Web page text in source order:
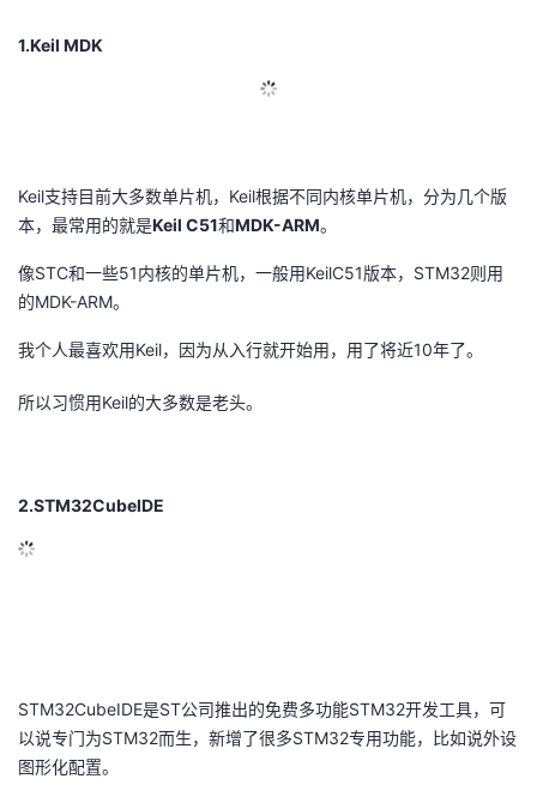
藏
1.Keil MDK
Keil支持目前大多数单片机，Keil根据不同内核单片机，分为几个版
本，最常用的就是Keil C51和MDK-ARM。
像STC和一些51内核的单片机，一般用KeilC51版本，STM32则用
的MDK-ARM。
我个人最喜欢用Keil，因为从入行就开始用，用了将近10年了。
所以习惯用Keil的大多数是老头。
2.STM32CubeIDE
STM32CubeIDE是ST公司推出的免费多功能STM32开发工具，可
以说专门为STM32而生，新增了很多STM32专用功能，比如说外设
图形化配置。